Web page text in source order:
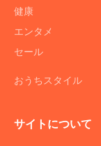
健康
エンタメ
セール
おうちスタイル
サイトについて